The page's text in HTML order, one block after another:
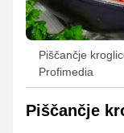
Piščančje
Profimedia
Piščančje